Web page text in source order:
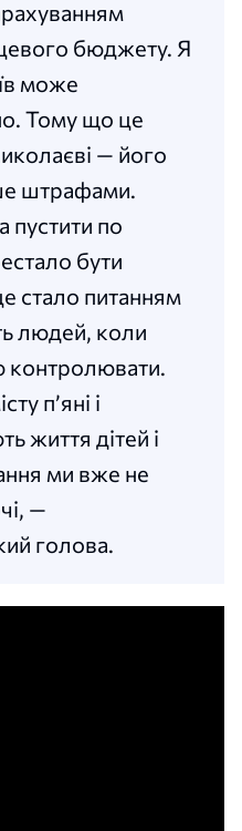
бюджету. Я
може
Тому що це
— його
штрафами.
пустити по
бути
стало питанням
людей, коли
контролювати.
п’яні і
життя дітей і
ми вже не
—
голова.